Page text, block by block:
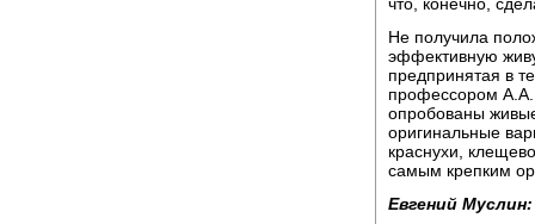
Не получила
эффективную
предпринятая в
профессором
опробованы
оригинальные
краснухи,
самым крепким
Евгений Муслин: